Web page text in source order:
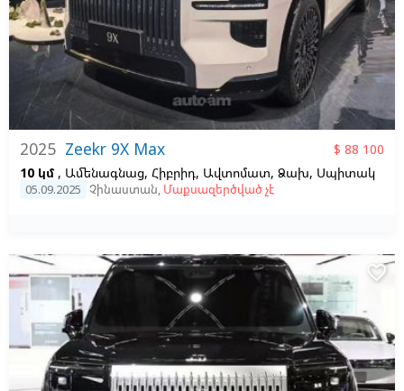
2025 Zeekr 9X Max
$ 88 100
10 կմ , Ամենագնաց, Հիբրիդ, Ավտոմատ, Ձախ, Սպիտակ
05.09.2025 Չինաստան, Մաքսազերծված չէ
favorite_border